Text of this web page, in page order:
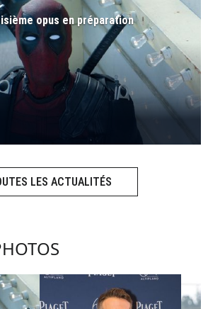
opus en préparation
LES ACTUALITÉS